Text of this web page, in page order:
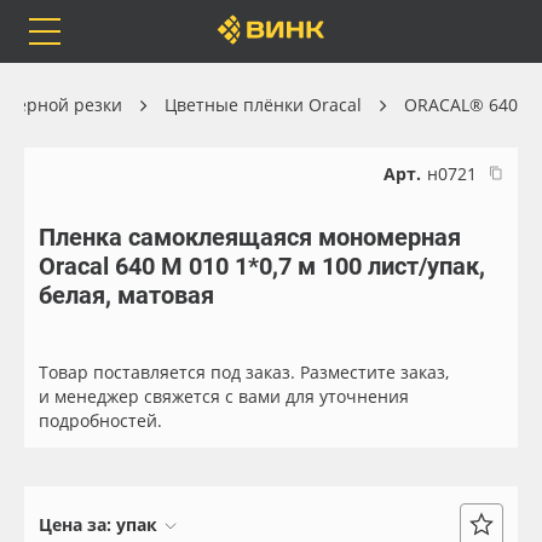
Каталог
Orafol
Бренды
Доставка
Весь каталог
Рулонные материалы
Самоклеящиеся плёнки
Листовые материалы
резки Цветные плёнки Oracal ORACAL® 640
Арт. н0721
Пленка самоклеящаяся мономерная
Oracal 640 M 010 1*0,7 м 100 лист/упак,
белая, матовая
Товар поставляется под заказ. Разместите заказ,
и менеджер свяжется с вами для уточнения
подробностей.
Цена за: упак